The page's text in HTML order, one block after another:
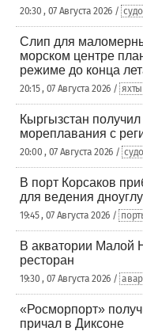
20:30 , 07 Августа 2026 /
Слип для
морском центре
режиме до конца
20:15 , 07 Августа 2026 /
Кыргызстан получил
мореплавания с
20:00 , 07 Августа 2026 /
В порт Корсаков
для ведения
19:45 , 07 Августа 2026 /
В акватории Малой
ресторан
19:30 , 07 Августа 2026 /
«Росморпорт»
причал в Диксоне